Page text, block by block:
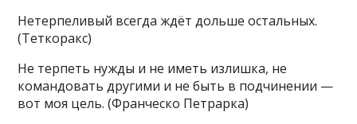
Нетерпеливый всегда ждёт дольше остальных.
(Теткоракс)
Не терпеть нужды и не иметь излишка, не
командовать другими и не быть в подчинении —
вот моя цель. (Франческо Петрарка)